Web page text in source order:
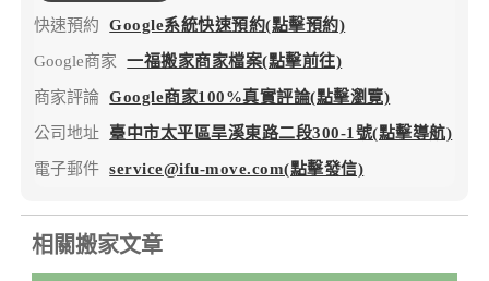
快速預約 Google系統快速預約(點擊預約)
Google商家 一福搬家商家檔案(點擊前往)
商家評論 Google商家100%真實評論(點擊瀏覽)
公司地址 臺中市太平區旱溪東路二段300-1號(點擊導航)
電子郵件 service@ifu-move.com(點擊發信)
相關搬家文章